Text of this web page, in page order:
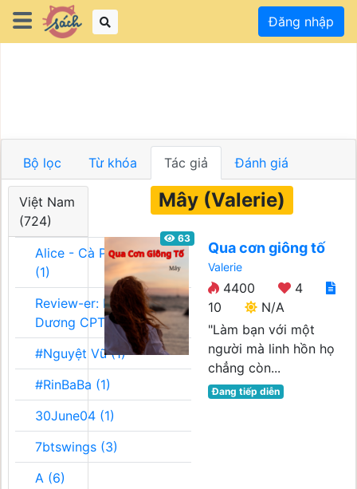
Đăng nhập
Bộ lọc Từ khóa Tác giả Đánh giá
Việt Nam
(724)
Alice - Cà Phê Team
(1)
Review-er: Dương
Dương CPT (1)
#Nguyệt Vũ (1)
#RinBaBa (1)
30June04 (1)
7btswings (3)
A (6)
Mây (Valerie)
63
Qua cơn giông tố
Valerie
4400
4
10
N/A
"Làm bạn với một
người mà linh hồn họ
chẳng còn...
Đang tiếp diễn